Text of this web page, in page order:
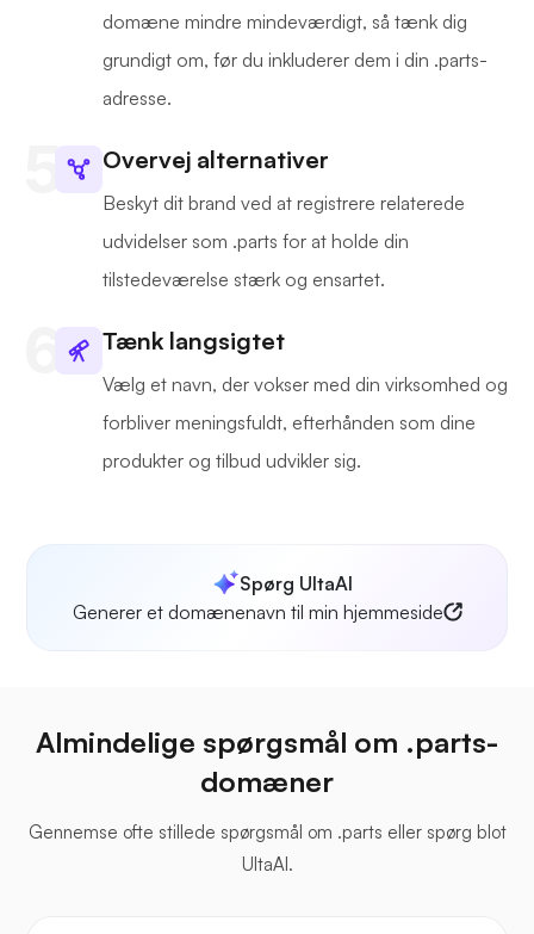
domæne mindre mindeværdigt, så tænk dig
grundigt om, før du inkluderer dem i din .parts-
adresse.
Overvej alternativer
Beskyt dit brand ved at registrere relaterede
udvidelser som .parts for at holde din
tilstedeværelse stærk og ensartet.
Tænk langsigtet
Vælg et navn, der vokser med din virksomhed og
forbliver meningsfuldt, efterhånden som dine
produkter og tilbud udvikler sig.
Spørg UltaAI
Generer et domænenavn til min hjemmeside
Almindelige spørgsmål om .parts-
domæner
Gennemse ofte stillede spørgsmål om .parts eller spørg blot
UltaAI.